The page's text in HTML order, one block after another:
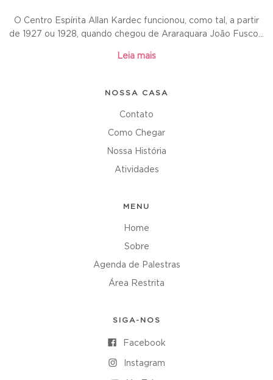
O Centro Espírita Allan Kardec funcionou, como tal, a partir
de 1927 ou 1928, quando chegou de Araraquara João Fusco...
Leia mais
NOSSA CASA
Contato
Como Chegar
Nossa História
Atividades
MENU
Home
Sobre
Agenda de Palestras
Área Restrita
SIGA-NOS
Facebook
Instagram